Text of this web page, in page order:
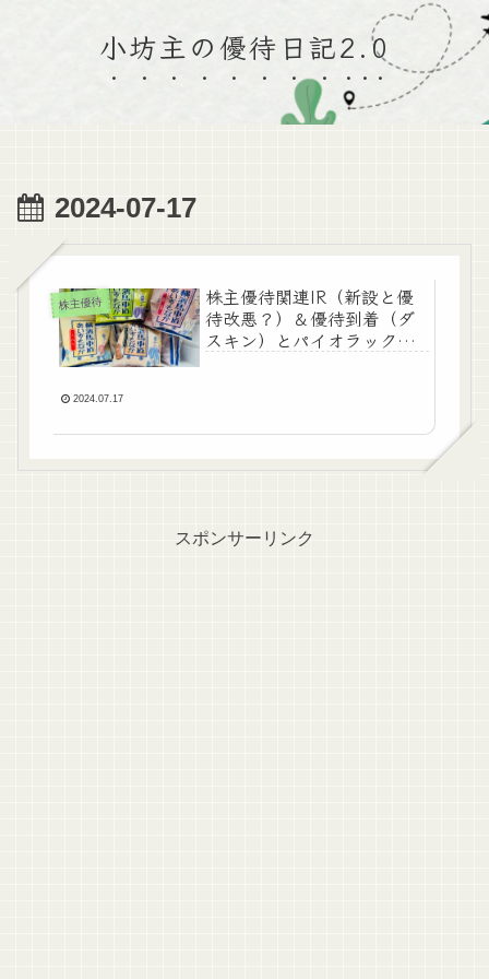
小坊主の優待日記2.0
2024-07-17
株主優待
株主優待関連IR（新設と優
待改悪？）＆優待到着（ダ
スキン）とパイオラックス
2024.07.17
スポンサーリンク